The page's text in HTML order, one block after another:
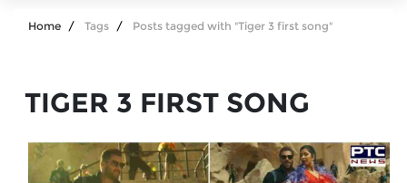
Home Tags Posts tagged with "Tiger 3 first song"
TIGER 3 FIRST SONG